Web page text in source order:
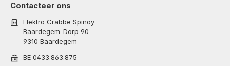
Contacteer ons
Elektro Crabbe Spinoy
Baardegem-Dorp 90
9310 Baardegem
BE 0433.863.875